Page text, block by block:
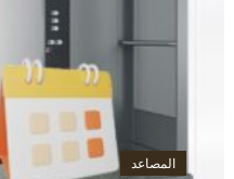
المصاعد